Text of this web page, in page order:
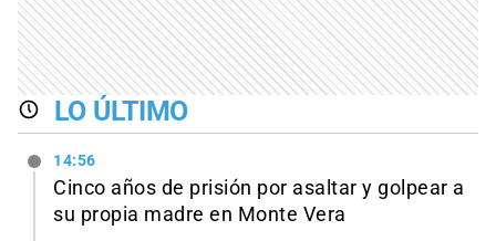
LO ÚLTIMO
14:56
Cinco años de prisión por asaltar y golpear a
su propia madre en Monte Vera